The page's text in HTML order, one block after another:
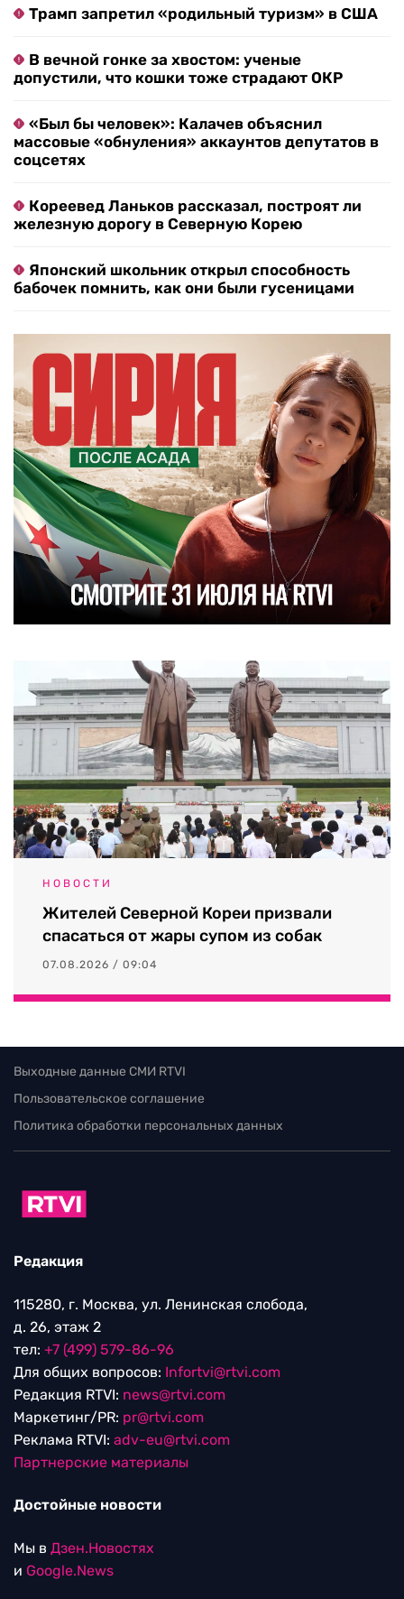
Трамп запретил «родильный туризм» в США
В вечной гонке за хвостом: ученые
допустили, что кошки тоже страдают ОКР
«Был бы человек»: Калачев объяснил
массовые «обнуления» аккаунтов депутатов в
соцсетях
Кореевед Ланьков рассказал, построят ли
железную дорогу в Северную Корею
Японский школьник открыл способность
бабочек помнить, как они были гусеницами
НОВОСТИ
Жителей Северной Кореи призвали
спасаться от жары супом из собак
07.08.2026 / 09:04
Выходные данные СМИ RTVI
Пользовательское соглашение
Политика обработки персональных данных
Редакция
115280, г. Москва, ул. Ленинская слобода,
д. 26, этаж 2
тел: +7 (499) 579-86-96
Для общих вопросов: Infortvi@rtvi.com
Редакция RTVI: news@rtvi.com
Маркетинг/PR: pr@rtvi.com
Реклама RTVI: adv-eu@rtvi.com
Партнерские материалы
Достойные новости
Мы в Дзен.Новостях
и Google.News